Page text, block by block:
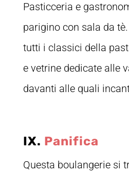
Pasticceria e
parigino con sala da
tutti i classici della
e vetrine dedicate alle
davanti alle quali
IX. Panifica
Questa boulangerie si